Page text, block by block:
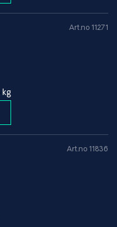
ASTM A193- ja ASME
koneenosat.
ja
yleiselle korroosiolle
Materiaali on
ja
kemiallista
toimii hyvin
kg
Art.no 11271
Art.no 11836